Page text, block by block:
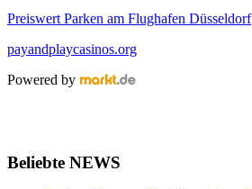
Preiswert Parken am Flughafen Düsseldorf
payandplaycasinos.org
Powered by
Beliebte NEWS